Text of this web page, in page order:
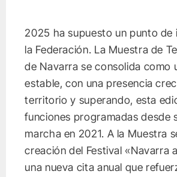
2025 ha supuesto un punto de
la Federación. La Muestra de
de Navarra se consolida como
estable, con una presencia
territorio y superando, esta
funciones programadas desde
marcha en 2021. A la Muestra
creación del Festival «Navarra
una nueva cita anual que